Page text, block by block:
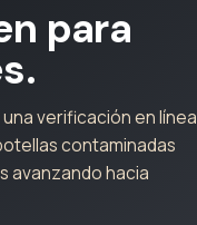
para
verificación en línea
contaminadas
avanzando hacia